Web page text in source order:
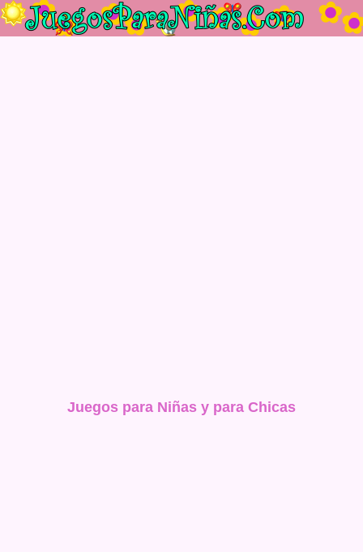
Juegos para Niñas y para Chicas